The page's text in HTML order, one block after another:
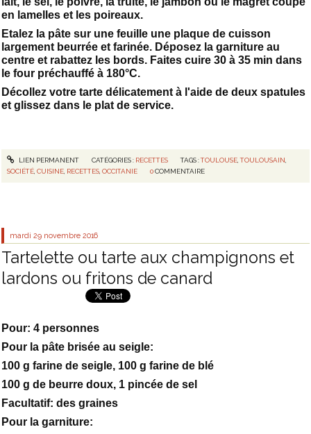
en lamelles et les poireaux.
Etalez la pâte sur une feuille une plaque de cuisson
largement beurrée et farinée. Déposez la garniture au
centre et rabattez les bords. Faites cuire 30 à 35 min dans
le four préchauffé à 180°C.
Décollez votre tarte délicatement à l'aide de deux spatules
et glissez dans le plat de service.
LIEN PERMANENT CATÉGORIES : RECETTES TAGS :TOULOUSE ,TOULOUSAIN
SOCIÉTÉ ,CUISINE RECETTES ,OCCITANIE 0 COMMENTAIRE
mardi 29 novembre 2016
Tartelette ou tarte aux champignons et
lardons ou fritons de canard
Pour: 4 personnes
Pour la pâte brisée au seigle:
100 g farine de seigle, 100 g farine de blé
100 g de beurre doux, 1 pincée de sel
Facultatif: des graines
Pour la garniture: